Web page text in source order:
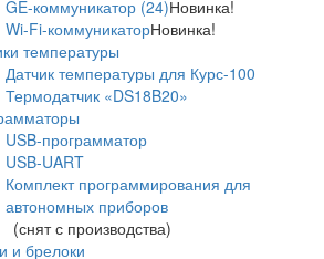
GE-коммуникатор (24)Новинка!
Wi-Fi-коммуникаторНовинка!
температуры
Датчик температуры для Курс-100
Термодатчик «DS18B20»
USB-программатор
USB-UART
Комплект программирования для
автономных приборов
(снят с производства)
и брелоки